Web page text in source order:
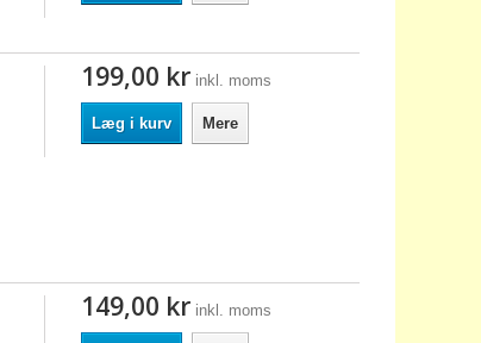
199,00 kr inkl. moms
Læg i kurv Mere
149,00 kr inkl. moms